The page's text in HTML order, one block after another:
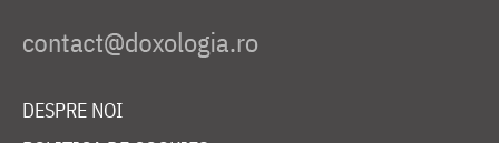
DESPRE NOI